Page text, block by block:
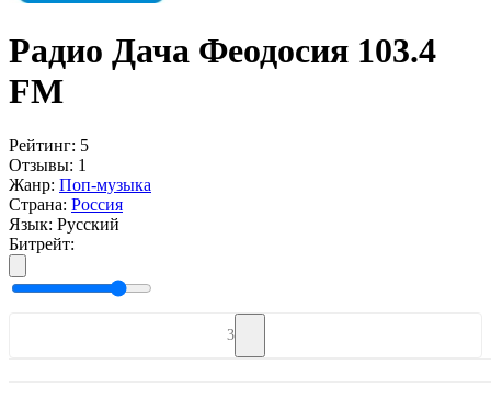
Радио Дача Феодосия 103.4
FM
Рейтинг: 5
Отзывы: 1
Жанр: Поп-музыка
Страна: Россия
Язык: Русский
Битрейт:
3